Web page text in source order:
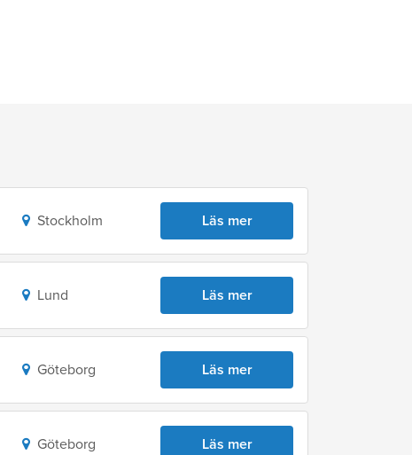
Stockholm Läs mer
Lund Läs mer
Göteborg Läs mer
Göteborg Läs mer